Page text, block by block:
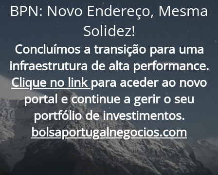
BPN: Novo Endereço, Mesma
Solidez!
Concluímos a transição para uma
infraestrutura de alta performance.
Clique no link para aceder ao novo
portal e continue a gerir o seu
portfólio de investimentos.
bolsaportugalnegocios.com